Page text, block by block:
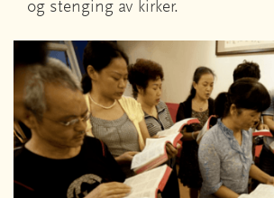
og stenging av kirker.